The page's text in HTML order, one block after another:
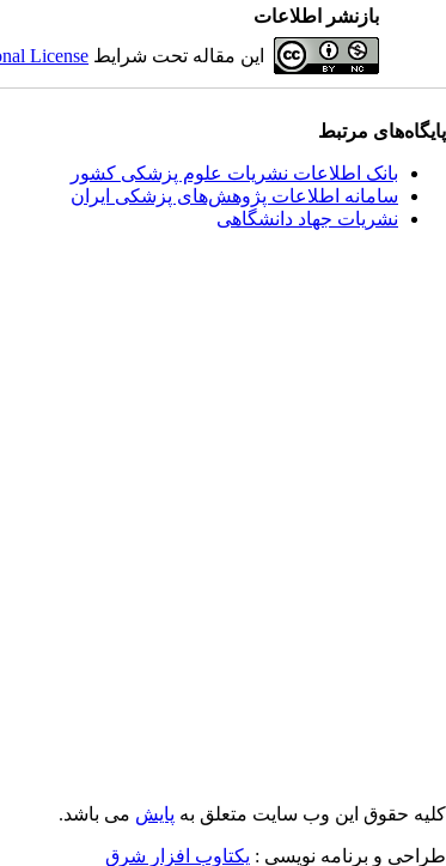
بازنشر اطلاعات
این مقاله تحت شرایط License
پایگاه‌های مرتبط
بانک اطلاعات نشریات علوم پزشکی کشور
سامانه اطلاعات پژوهش‌های پزشکی ایران
نشریات جهاد دانشگاهی
کلیه حقوق این وب سایت متعلق به پایش می باشد.
طراحی و برنامه نویسی : یکتاوب افزار شرق